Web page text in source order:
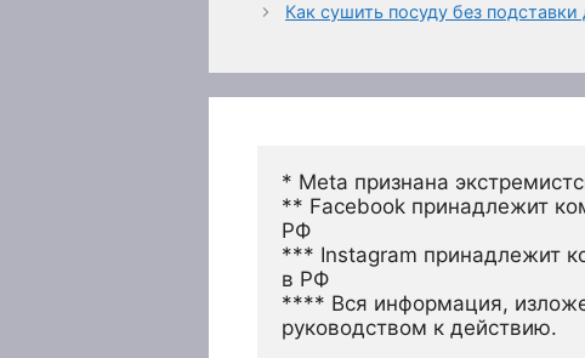
Как сушить посуду без
* Meta признана
** Facebook принадлежит
РФ
*** Instagram принадлежит
в РФ
**** Вся информация,
руководством к действию.